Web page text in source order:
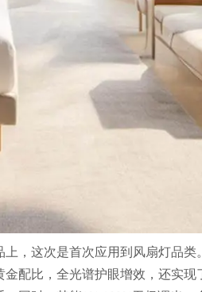
，这次是首次应用到风扇灯品类
配比，全光谱护眼增效，还实现